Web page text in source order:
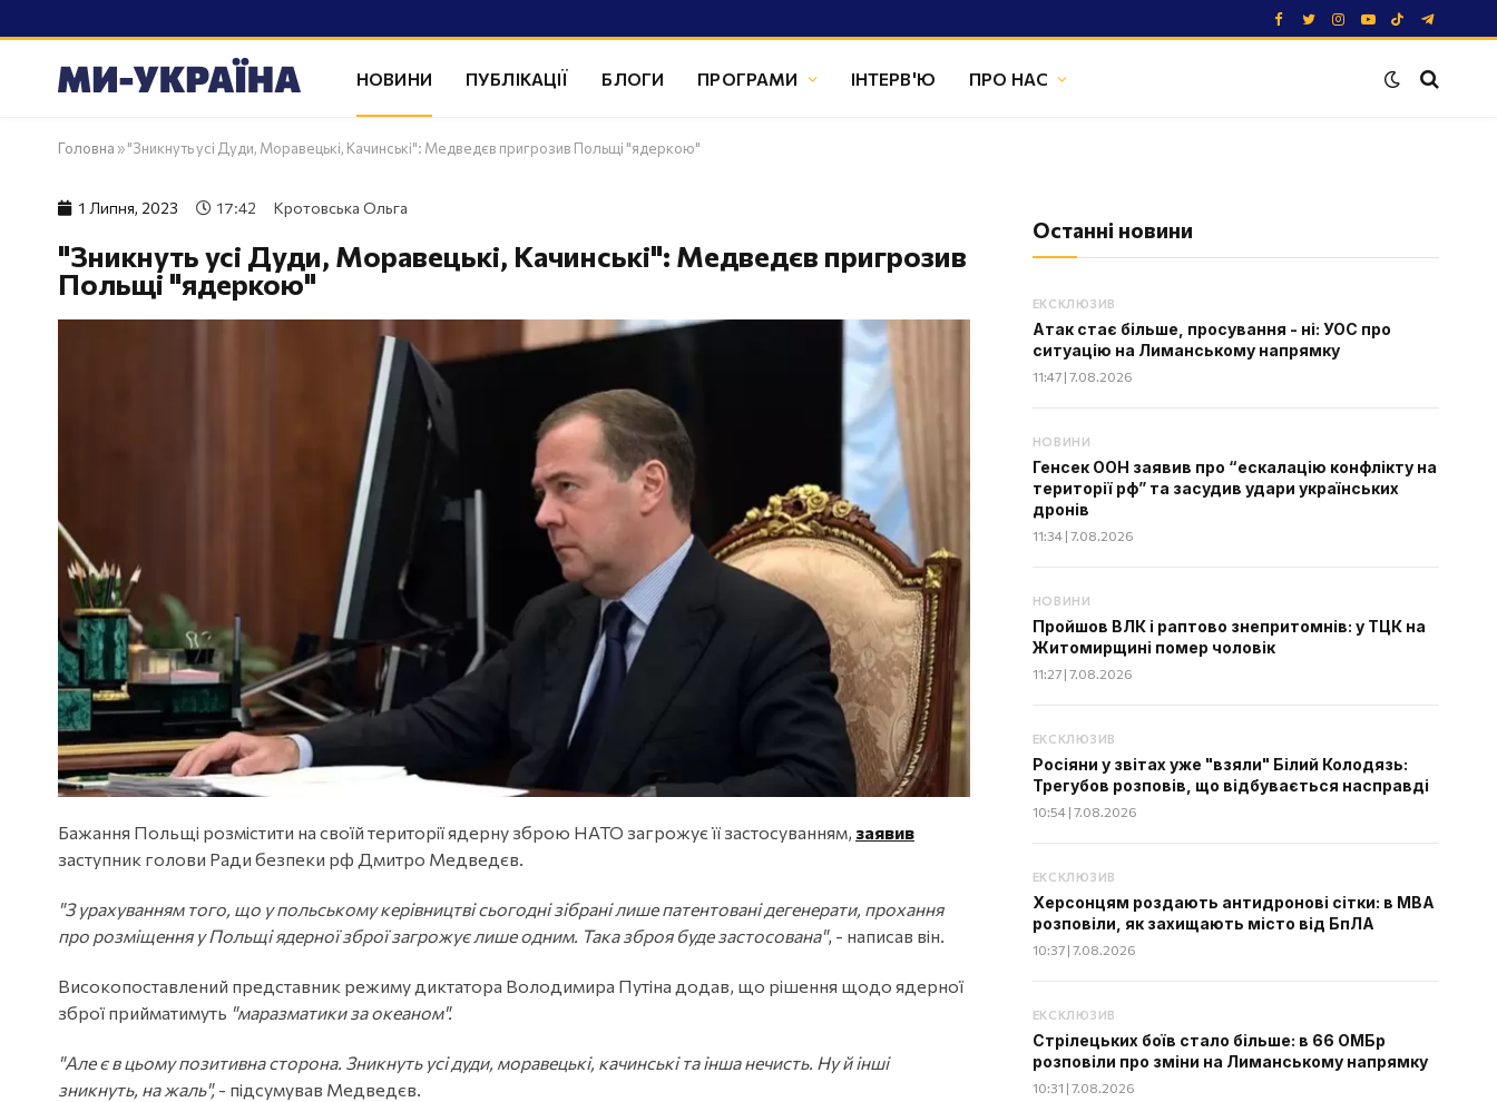
Facebook
TwitterInstagram
YouTube
TikTokTelegram
НОВИНИ ПУБЛІКАЦІЇ БЛОГИ ПРОГРАМИ ІНТЕРВ'Ю ПРО НАС
Головна »"Зникнуть усі Дуди, Моравецькі, Качинські": Медведєв пригрозив Польщі "ядеркою"
1 Липня, 2023 17:42 Кротовська Ольга
"Зникнуть усі Дуди, Моравецькі, Качинські": Медведєв пригрозив
Польщі "ядеркою"
Бажання Польщі розмістити на своїй території ядерну зброю НАТО загрожує її застосуванням, заявив
заступник голови Ради безпеки рф Дмитро Медведєв.
"З урахуванням того, що у польському керівництві сьогодні зібрані лише патентовані дегенерати, прохання
про розміщення у Польщі ядерної зброї загрожує лише одним. Така зброя буде застосована", - написав він.
Високопоставлений представник режиму диктатора Володимира Путіна додав, що рішення щодо ядерної
зброї прийматимуть "маразматики за океаном".
"Але є в цьому позитивна сторона. Зникнуть усі дуди, моравецькі, качинські та інша нечисть. Ну й інші
зникнуть, на жаль", - підсумував Медведєв.
Останні новини
ЕКСКЛЮЗИВ
Атак стає більше, просування - ні: УОС про
ситуацію на Лиманському напрямку
11:47 | 7.08.2026
НОВИНИ
Генсек ООН заявив про “ескалацію конфлікту на
території рф” та засудив удари українських
дронів
11:34 | 7.08.2026
НОВИНИ
Пройшов ВЛК і раптово знепритомнів: у ТЦК на
Житомирщині помер чоловік
11:27 | 7.08.2026
ЕКСКЛЮЗИВ
Росіяни у звітах уже "взяли" Білий Колодязь:
Трегубов розповів, що відбувається насправді
10:54 | 7.08.2026
ЕКСКЛЮЗИВ
Херсонцям роздають антидронові сітки: в МВА
розповіли, як захищають місто від БпЛА
10:37 | 7.08.2026
ЕКСКЛЮЗИВ
Стрілецьких боїв стало більше: в 66 ОМБр
розповіли про зміни на Лиманському напрямку
10:31 | 7.08.2026